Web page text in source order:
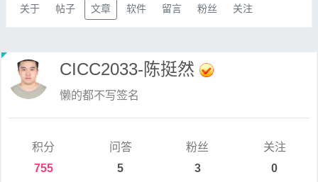
关于 帖子 文章 软件 留言 粉丝 关注
CICC2033-陈挺然
懒的都不写签名
积分
755
问答
5
粉丝
3
关注
0